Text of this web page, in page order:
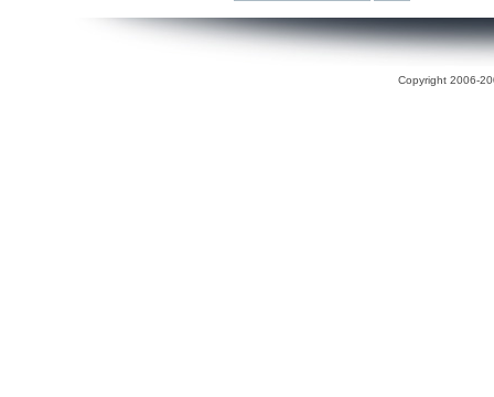
Copyright 2006-